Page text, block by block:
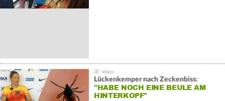
Lückenkemper nach Zeckenbiss:
"HABE NOCH EINE BEULE AM
HINTERKOPF"